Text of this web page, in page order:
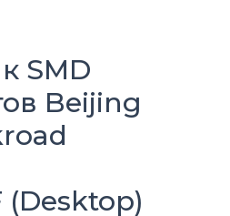
SMD
Beijing
(Desktop)